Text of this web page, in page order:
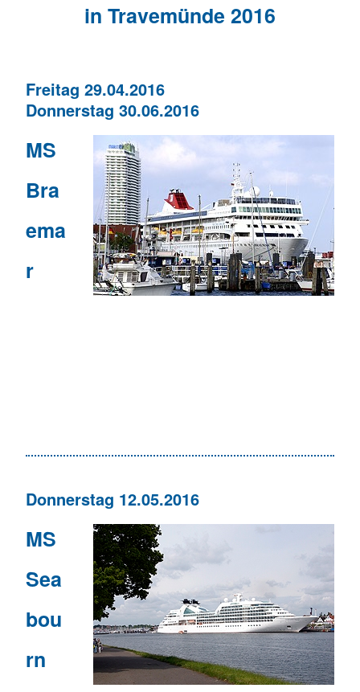
in Travemünde 2016
Freitag 29.04.2016
Donnerstag 30.06.2016
MS
Bra
ema
r
Donnerstag 12.05.2016
MS
Sea
bou
rn